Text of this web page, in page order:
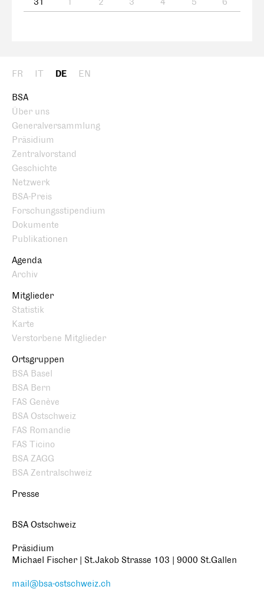
FR IT DE EN
BSA
Über uns
Generalversammlung
Präsidium
Zentralvorstand
Geschichte
Netzwerk
BSA-Preis
Forschungsstipendium
Dokumente
Publikationen
Agenda
Archiv
Mitglieder
Statistik
Karte
Verstorbene Mitglieder
Ortsgruppen
BSA Basel
BSA Bern
FAS Genève
BSA Ostschweiz
FAS Romandie
FAS Ticino
BSA ZAGG
BSA Zentralschweiz
Presse
BSA Ostschweiz
Präsidium
Michael Fischer | St.Jakob Strasse 103 | 9000 St.Gallen
mail@bsa-ostschweiz.ch